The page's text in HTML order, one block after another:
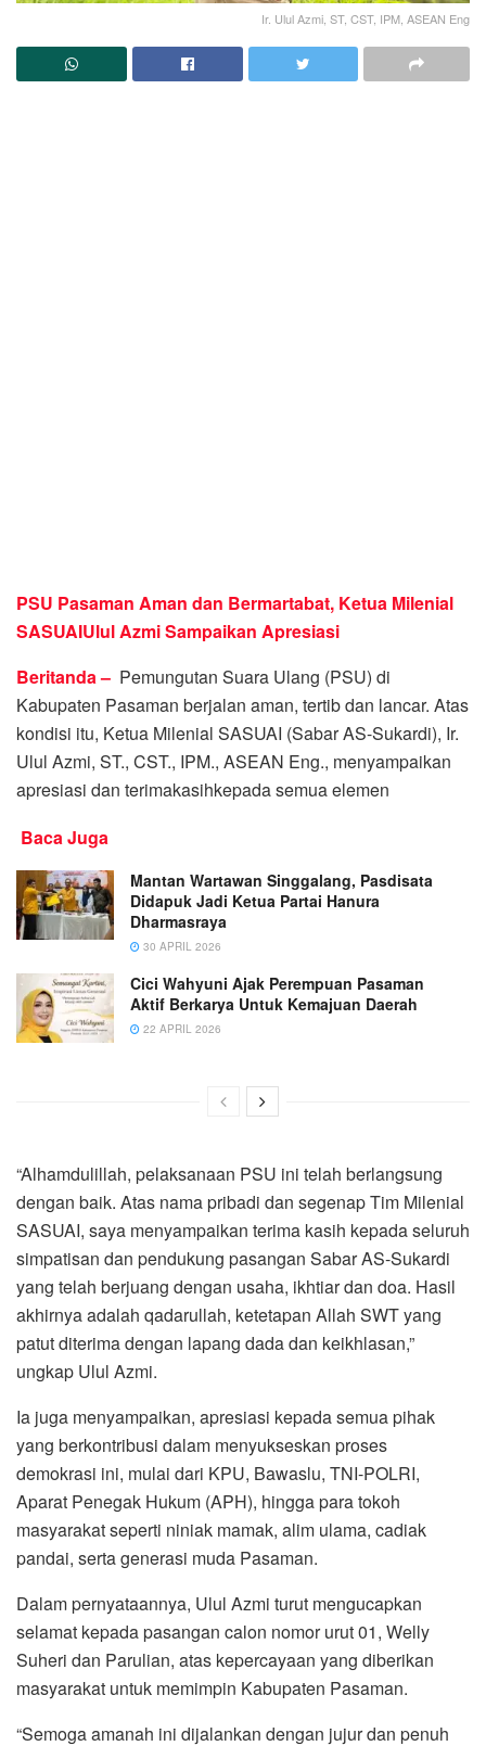
Ir. Ulul Azmi, ST, CST, IPM, ASEAN Eng
PSU Pasaman Aman dan Bermartabat, Ketua Milenial
SASUAIUlul Azmi Sampaikan Apresiasi
Beritanda – Pemungutan Suara Ulang (PSU) di
Kabupaten Pasaman berjalan aman, tertib dan lancar. Atas
kondisi itu, Ketua Milenial SASUAI (Sabar AS-Sukardi), Ir.
Ulul Azmi, ST., CST., IPM., ASEAN Eng., menyampaikan
apresiasi dan terimakasihkepada semua elemen
Baca Juga
Mantan Wartawan Singgalang, Pasdisata
Didapuk Jadi Ketua Partai Hanura
Dharmasraya
30 APRIL 2026
Cici Wahyuni Ajak Perempuan Pasaman
Aktif Berkarya Untuk Kemajuan Daerah
22 APRIL 2026
“Alhamdulillah, pelaksanaan PSU ini telah berlangsung
dengan baik. Atas nama pribadi dan segenap Tim Milenial
SASUAI, saya menyampaikan terima kasih kepada seluruh
simpatisan dan pendukung pasangan Sabar AS-Sukardi
yang telah berjuang dengan usaha, ikhtiar dan doa. Hasil
akhirnya adalah qadarullah, ketetapan Allah SWT yang
patut diterima dengan lapang dada dan keikhlasan,”
ungkap Ulul Azmi.
Ia juga menyampaikan, apresiasi kepada semua pihak
yang berkontribusi dalam menyukseskan proses
demokrasi ini, mulai dari KPU, Bawaslu, TNI-POLRI,
Aparat Penegak Hukum (APH), hingga para tokoh
masyarakat seperti niniak mamak, alim ulama, cadiak
pandai, serta generasi muda Pasaman.
Dalam pernyataannya, Ulul Azmi turut mengucapkan
selamat kepada pasangan calon nomor urut 01, Welly
Suheri dan Parulian, atas kepercayaan yang diberikan
masyarakat untuk memimpin Kabupaten Pasaman.
“Semoga amanah ini dijalankan dengan jujur dan penuh